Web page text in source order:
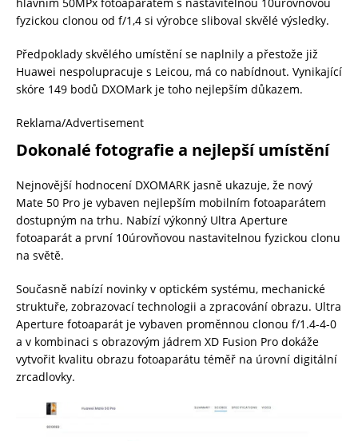
fyzickou clonou od f/1,4 si výrobce sliboval skvělé výsledky.
Předpoklady skvělého umístění se naplnily a přestože již
Huawei nespolupracuje s Leicou, má co nabídnout. Vynikající
skóre 149 bodů DXOMark je toho nejlepším důkazem.
Reklama/Advertisement
Dokonalé fotografie a nejlepší umístění
Nejnovější hodnocení DXOMARK jasně ukazuje, že nový
Mate 50 Pro je vybaven nejlepším mobilním fotoaparátem
dostupným na trhu. Nabízí výkonný Ultra Aperture
fotoaparát a první 10úrovňovou nastavitelnou fyzickou clonu
na světě.
Současně nabízí novinky v optickém systému, mechanické
struktuře, zobrazovací technologii a zpracování obrazu. Ultra
Aperture fotoaparát je vybaven proměnnou clonou f/1.4-4-0
a v kombinaci s obrazovým jádrem XD Fusion Pro dokáže
vytvořit kvalitu obrazu fotoaparátu téměř na úrovní digitální
zrcadlovky.